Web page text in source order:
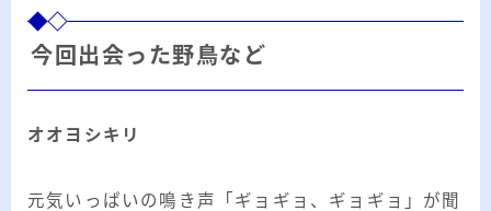
アーカイブ
ア
カ
ブ
今回出会った野鳥など
オオヨシキリ
元気いっぱいの鳴き声「ギョギョ、ギョギョ」が聞